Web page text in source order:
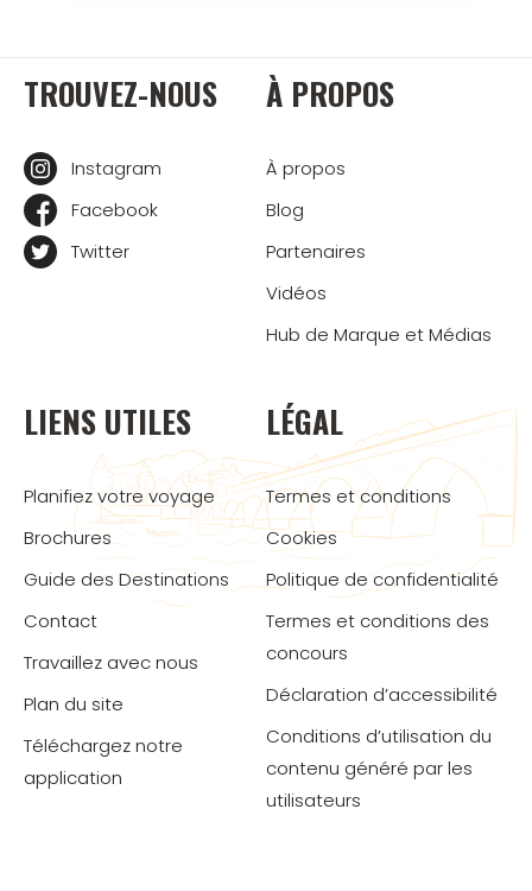
TROUVEZ-NOUS
Instagram
Facebook
Twitter
À PROPOS
À propos
Blog
Partenaires
Vidéos
Hub de Marque et Médias
LIENS UTILES
Planifiez votre voyage
Brochures
Guide des Destinations
Contact
Travaillez avec nous
Plan du site
Téléchargez notre
application
LÉGAL
Termes et conditions
Cookies
Politique de confidentialité
Termes et conditions des
concours
Déclaration d’accessibilité
Conditions d’utilisation du
contenu généré par les
utilisateurs